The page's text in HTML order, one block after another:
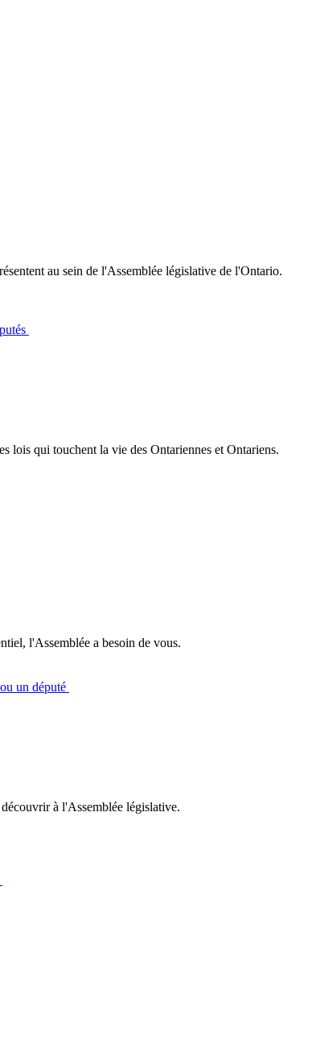
au sein de l'Assemblée législative de l'Ontario.
lois qui touchent la vie des Ontariennes et Ontariens.
l'Assemblée a besoin de vous.
un député
à l'Assemblée législative.